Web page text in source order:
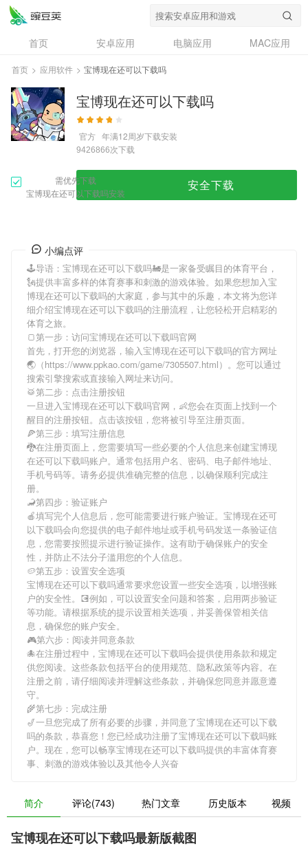
首页 安卓应用 电脑应用
MAC应用
资讯
专题
问答
首页 > 应用软件 > 宝博现在还可以下载吗
宝博现在还可以下载吗
官方 年满12周岁下载安装
9426866次下载
需优先下载
宝博现在还可以下载吗安装
安全下载
小编点评
🕹导语： 宝博现在还可以下载吗🚂是一家备受瞩目的体育平台，
🗽提供丰富多样的体育赛事和刺激的游戏体验。如果您想加入宝
博现在还可以下载吗的大家庭，参与其中的乐趣，本文将为您详
细介绍宝博现在还可以下载吗的注册流程，让您轻松开启精彩的
体育之旅。
🍞第一步：访问宝博现在还可以下载吗官网
首先，打开您的浏览器，输入宝博现在还可以下载吗的官方网址
🌏（https://www.ppkao.com/game/7305507.html）。您可以通过
搜索引擎搜索或直接输入网址来访问。
🥁第二步：点击注册按钮
一旦进入宝博现在还可以下载吗官网，👶您会在页面上找到一个
醒目的注册按钮。点击该按钮，您将被引导至注册页面。
🍕第三步：填写注册信息
🐉在注册页面上，您需要填写一些必要的个人信息来创建宝博现
在还可以下载吗账户。通常包括用户名、密码、电子邮件地址、
手机号码等。请务必提供准确完整的信息，以确保顺利完成注
册。
🦂第四步：验证账户
🍎填写完个人信息后，您可能需要进行账户验证。 宝博现在还可
以下载吗会向您提供的电子邮件地址或手机号码发送一条验证信
息，您需要按照提示进行验证操作。这有助于确保账户的安全
性，并防止不法分子滥用您的个人信息。
🥔第五步：设置安全选项
宝博现在还可以下载吗通常要求您设置一些安全选项，以增强账
户的安全性。💽例如，可以设置安全问题和答案，启用两步验证
等功能。请根据系统的提示设置相关选项，并妥善保管相关信
息，确保您的账户安全。
🎮第六步：阅读并同意条款
🐙在注册过程中， 宝博现在还可以下载吗会提供使用条款和规定
供您阅读。这些条款包括平台的使用规范、隐私政策等内容。在
注册之前，请仔细阅读并理解这些条款，并确保您同意并愿意遵
守。
🌾第七步：完成注册
🎷一旦您完成了所有必要的步骤，并同意了宝博现在还可以下载
吗的条款，恭喜您！您已经成功注册了宝博现在还可以下载吗账
户。现在，您可以畅享宝博现在还可以下载吗提供的丰富体育赛
事、刺激的游戏体验以及其他令人兴奋
简介 评论(743) 热门文章 历史版本 视频
宝博现在还可以下载吗最新版截图